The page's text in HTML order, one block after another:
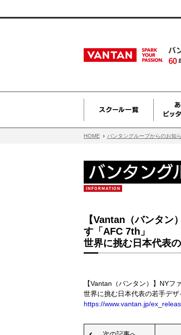
HOME バンタングループからのお知
【Vantan（バンタン
す「AFC 7th」
世界に挑む日本代表
【Vantan（バンタン）】NYフ
世界に挑む日本代表の若手デ
https://www.vantan.jp/